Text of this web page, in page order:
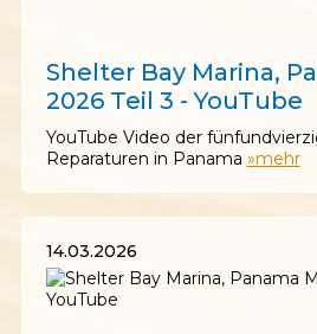
Shelter Bay Marina,
2026 Teil 3 - YouTube
YouTube Video der
Reparaturen in Panama »mehr
14.03.2026